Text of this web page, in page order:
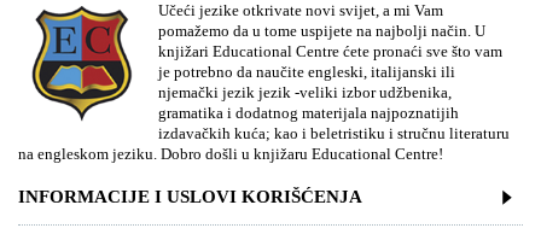
Učeći jezike otkrivate novi svijet, a mi Vam
pomažemo da u tome uspijete na najbolji način. U
knjižari Educational Centre ćete pronaći sve što vam
je potrebno da naučite engleski, italijanski ili
njemački jezik jezik -veliki izbor udžbenika,
gramatika i dodatnog materijala najpoznatijih
izdavačkih kuća; kao i beletristiku i stručnu literaturu
na engleskom jeziku. Dobro došli u knjižaru Educational Centre!
INFORMACIJE I USLOVI KORIŠĆENJA